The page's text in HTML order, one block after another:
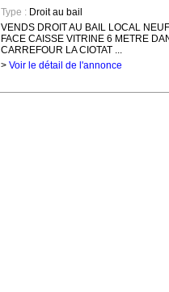
Type :Droit au bail
VENDS DROIT AU BAIL LOCAL
FACE CAISSE VITRINE 6 METRE
CARREFOUR LA CIOTAT ...
> Voir le détail de l'annonce